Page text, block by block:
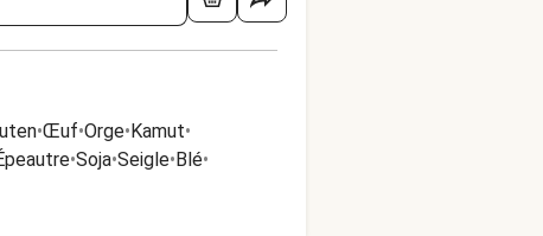
•Œuf•Orge•Kamut•
•Soja•Seigle•Blé•